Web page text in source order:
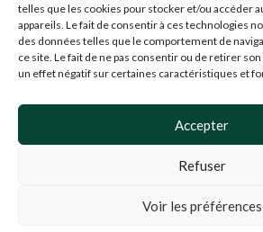
telles que les cookies pour stocker et/ou accéder
appareils. Le fait de consentir à ces technologies
des données telles que le comportement de
ce site. Le fait de ne pas consentir ou de retirer
un effet négatif sur certaines caractéristiques et
Accepter
Refuser
Voir les préférences
Agence Media 112